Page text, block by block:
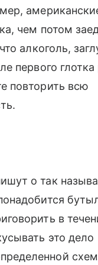
чем потом
алкоголь,
первого глотка
повторить всю
о так
в
это дело